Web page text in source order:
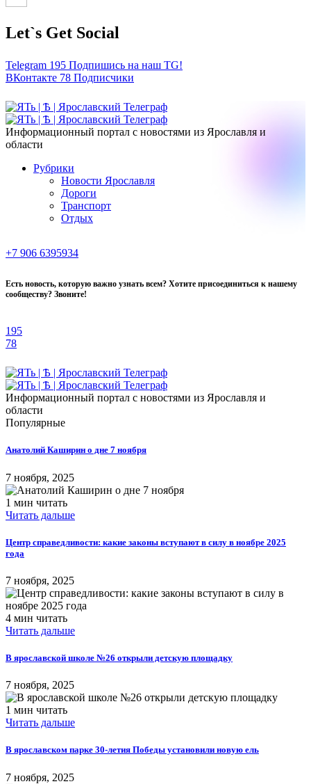
Let`s Get Social
Telegram 195 Подпишись на наш TG!
ВКонтакте 78 Подписчики
Информационный портал с новостями из Ярославля и
области
Рубрики
Новости Ярославля
Дороги
Транспорт
Отдых
+7 906 6395934
Есть новость, которую важно узнать всем? Хотите присоединиться к нашему
сообществу? Звоните!
195
78
Информационный портал с новостями из Ярославля и
области
Популярные
Анатолий Каширин о дне 7 ноября
7 ноября, 2025
1 мин читать
Читать дальше
Центр справедливости: какие законы вступают в силу в ноябре 2025
года
7 ноября, 2025
4 мин читать
Читать дальше
В ярославской школе №26 открыли детскую площадку
7 ноября, 2025
1 мин читать
Читать дальше
В ярославском парке 30-летия Победы установили новую ель
7 ноября, 2025